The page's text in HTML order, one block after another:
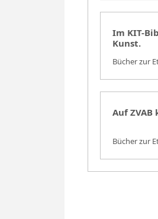
Im KIT-
Kunst.
Bücher zur
Auf
Bücher zur